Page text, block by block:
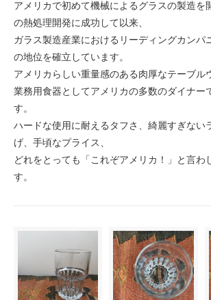
アメリカで初めて機械によるグラスの製造を
の熱処理開発に成功して以来、
ガラス製造産業におけるリーディングカンパ
の地位を確立しています。
アメリカらしい重量感のある肉厚なテーブル
業務用食器としてアメリカの多数のダイナー
す。
ハードな使用に耐えるタフさ、綺麗すぎない
げ、手頃なプライス、
どれをとっても「これぞアメリカ！」と言わ
す。